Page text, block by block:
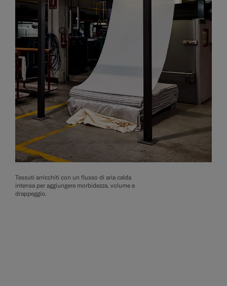
Tessuti arricchiti con un flusso di aria calda
intensa per aggiungere morbidezza, volume e
drappeggio.